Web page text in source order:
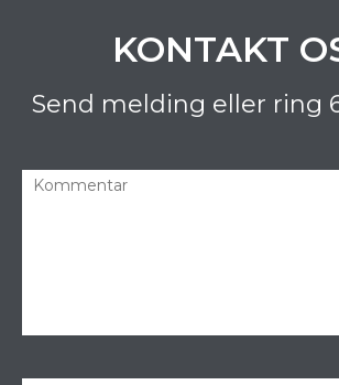
KONTAKT
Send melding eller ring